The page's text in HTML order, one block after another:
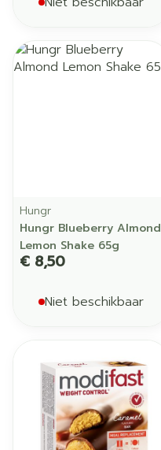
Hungr
Hungr Blueberry Almond
Lemon Shake 65g
€ 8,50
Niet beschikbaar